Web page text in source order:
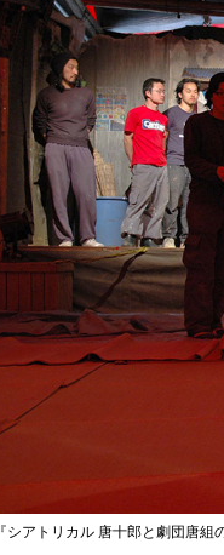
『シアトリカル 唐十郎と劇団唐